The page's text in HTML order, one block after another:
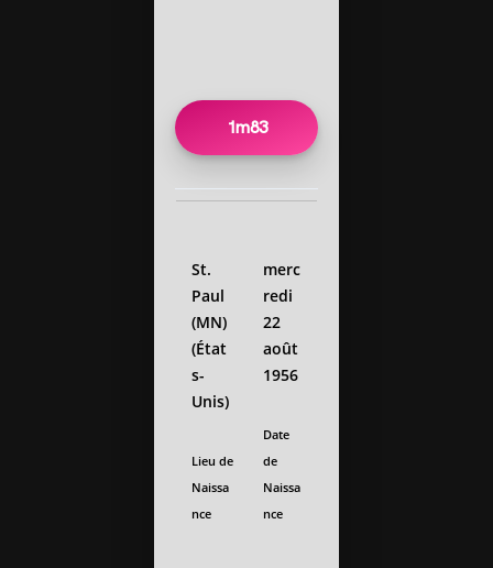
1m83
St.
Paul
(MN)
(État
s-
Unis)
Lieu de
Naissa
nce
merc
redi
22
août
1956
Date
de
Naissa
nce